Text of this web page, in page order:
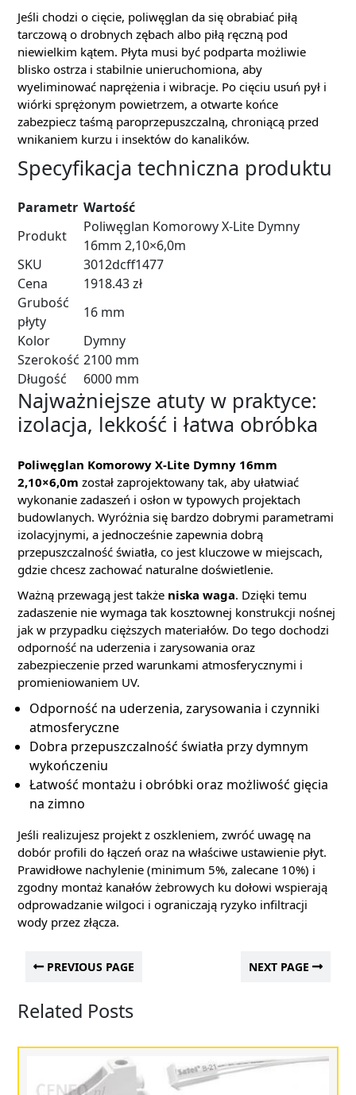
Jeśli chodzi o cięcie, poliwęglan da się obrabiać piłą
tarczową o drobnych zębach albo piłą ręczną pod
niewielkim kątem. Płyta musi być podparta możliwie
blisko ostrza i stabilnie unieruchomiona, aby
wyeliminować naprężenia i wibracje. Po cięciu usuń pył i
wiórki sprężonym powietrzem, a otwarte końce
zabezpiecz taśmą paroprzepuszczalną, chroniącą przed
wnikaniem kurzu i insektów do kanalików.
Specyfikacja techniczna produktu
Parametr Wartość
Produkt
Poliwęglan Komorowy X-Lite Dymny
16mm 2,10×6,0m
SKU
3012dcff1477
Cena
1918.43 zł
Grubość
płyty
16 mm
Kolor
Dymny
Szerokość 2100 mm
Długość
6000 mm
Najważniejsze atuty w praktyce:
izolacja, lekkość i łatwa obróbka
Poliwęglan Komorowy X-Lite Dymny 16mm
2,10×6,0m został zaprojektowany tak, aby ułatwiać
wykonanie zadaszeń i osłon w typowych projektach
budowlanych. Wyróżnia się bardzo dobrymi parametrami
izolacyjnymi, a jednocześnie zapewnia dobrą
przepuszczalność światła, co jest kluczowe w miejscach,
gdzie chcesz zachować naturalne doświetlenie.
Ważną przewagą jest także niska waga. Dzięki temu
zadaszenie nie wymaga tak kosztownej konstrukcji nośnej
jak w przypadku cięższych materiałów. Do tego dochodzi
odporność na uderzenia i zarysowania oraz
zabezpieczenie przed warunkami atmosferycznymi i
promieniowaniem UV.
Odporność na uderzenia, zarysowania i czynniki
atmosferyczne
Dobra przepuszczalność światła przy dymnym
wykończeniu
Łatwość montażu i obróbki oraz możliwość gięcia
na zimno
Jeśli realizujesz projekt z oszkleniem, zwróć uwagę na
dobór profili do łączeń oraz na właściwe ustawienie płyt.
Prawidłowe nachylenie (minimum 5%, zalecane 10%) i
zgodny montaż kanałów żebrowych ku dołowi wspierają
odprowadzanie wilgoci i ograniczają ryzyko infiltracji
wody przez złącza.
PREVIOUS PAGE NEXT PAGE
Related Posts